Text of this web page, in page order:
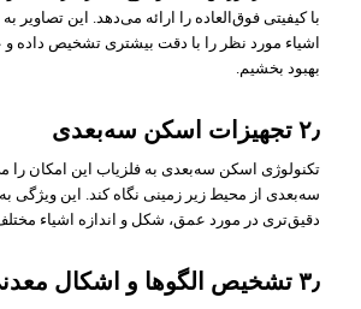
با کیفیتی فوق‌العاده را ارائه می‌دهد. این تصاویر
اشیاء مورد نظر را با دقت بیشتری تشخیص داده و
بهبود بخشیم.
۲٫ تجهیزات اسکن سه‌بعدی
تکنولوژی اسکن سه‌بعدی به فلزیاب این امکان را
سه‌بعدی از محیط زیر زمینی نگاه کند. این ویژگی
دقیق‌تری در مورد عمق، شکل و اندازه اشیاء
۳٫ تشخیص الگوها و اشکال